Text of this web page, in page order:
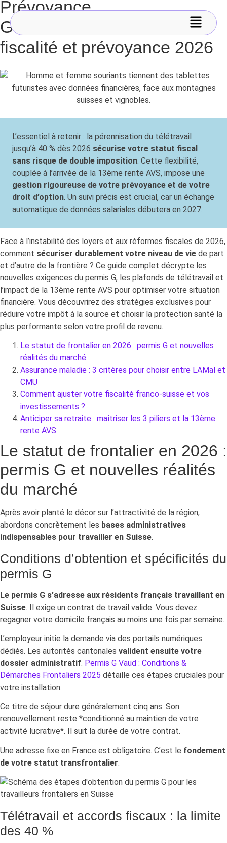
Prévoyance
Guide frontalier suisse :
fiscalité et prévoyance 2026
L’essentiel à retenir : la pérennisation du télétravail
jusqu’à 40 % dès 2026 sécurise votre statut fiscal
sans risque de double imposition. Cette flexibilité,
couplée à l’arrivée de la 13ème rente AVS, impose une
gestion rigoureuse de votre prévoyance et de votre
droit d’option. Un suivi précis est crucial, car un échange
automatique de données salariales débutera en 2027.
Face à l’instabilité des loyers et aux réformes fiscales de 2026,
comment sécuriser durablement votre niveau de vie de part
et d’autre de la frontière ? Ce guide complet décrypte les
nouvelles exigences du permis G, les plafonds de télétravail et
l’impact de la 13ème rente AVS pour optimiser votre situation
financière. Vous découvrirez des stratégies exclusives pour
réduire votre impôt à la source et choisir la protection santé la
plus performante selon votre profil de revenu.
Le statut de frontalier en 2026 : permis G et nouvelles
réalités du marché
Assurance maladie : 3 critères pour choisir entre LAMal et
CMU
Comment ajuster votre fiscalité franco-suisse et vos
investissements ?
Anticiper sa retraite : maîtriser les 3 piliers et la 13ème
rente AVS
Le statut de frontalier en 2026 :
permis G et nouvelles réalités
du marché
Après avoir planté le décor sur l’attractivité de la région,
abordons concrètement les bases administratives
indispensables pour travailler en Suisse.
Conditions d’obtention et spécificités du
permis G
Le permis G s’adresse aux résidents français travaillant en
Suisse. Il exige un contrat de travail valide. Vous devez
regagner votre domicile français au moins une fois par semaine.
L’employeur initie la demande via des portails numériques
dédiés. Les autorités cantonales valident ensuite votre
dossier administratif. Permis G Vaud : Conditions &
Démarches Frontaliers 2025 détaille ces étapes cruciales pour
votre installation.
Ce titre de séjour dure généralement cinq ans. Son
renouvellement reste *conditionné au maintien de votre
activité lucrative*. Il suit la durée de votre contrat.
Une adresse fixe en France est obligatoire. C’est le fondement
de votre statut transfrontalier.
Télétravail et accords fiscaux : la limite
des 40 %